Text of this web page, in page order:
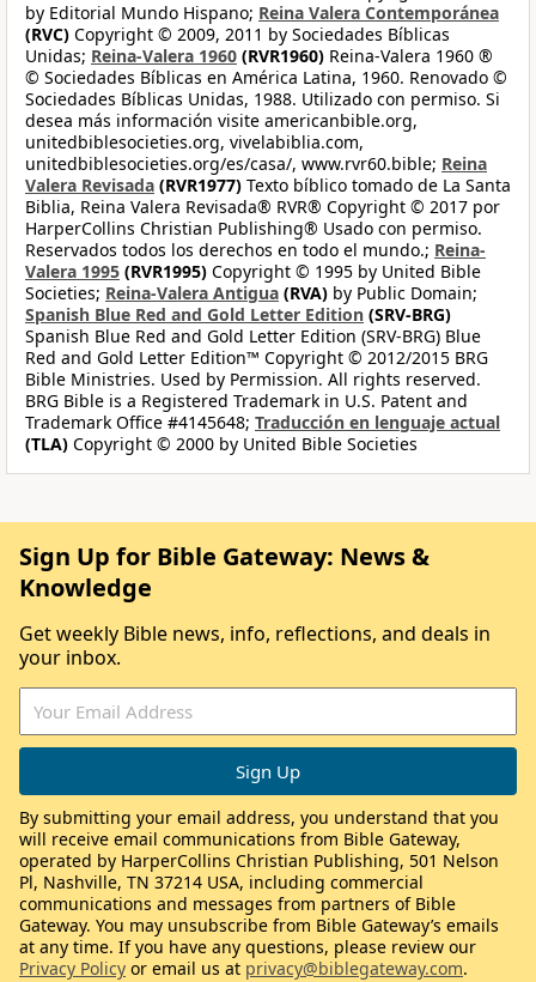
by Editorial Mundo Hispano; Reina Valera Contemporánea
(RVC) Copyright © 2009, 2011 by Sociedades Bíblicas
Unidas; Reina-Valera 1960 (RVR1960) Reina-Valera 1960 ®
© Sociedades Bíblicas en América Latina, 1960. Renovado ©
Sociedades Bíblicas Unidas, 1988. Utilizado con permiso. Si
desea más información visite americanbible.org,
unitedbiblesocieties.org, vivelabiblia.com,
unitedbiblesocieties.org/es/casa/, www.rvr60.bible; Reina
Valera Revisada (RVR1977) Texto bíblico tomado de La Santa
Biblia, Reina Valera Revisada® RVR® Copyright © 2017 por
HarperCollins Christian Publishing® Usado con permiso.
Reservados todos los derechos en todo el mundo.; Reina-
Valera 1995 (RVR1995) Copyright © 1995 by United Bible
Societies; Reina-Valera Antigua (RVA) by Public Domain;
Spanish Blue Red and Gold Letter Edition (SRV-BRG)
Spanish Blue Red and Gold Letter Edition (SRV-BRG) Blue
Red and Gold Letter Edition™ Copyright © 2012/2015 BRG
Bible Ministries. Used by Permission. All rights reserved.
BRG Bible is a Registered Trademark in U.S. Patent and
Trademark Office #4145648; Traducción en lenguaje actual
(TLA) Copyright © 2000 by United Bible Societies
Sign Up for Bible Gateway: News &
Knowledge
Get weekly Bible news, info, reflections, and deals in
your inbox.
By submitting your email address, you understand that you
will receive email communications from Bible Gateway,
operated by HarperCollins Christian Publishing, 501 Nelson
Pl, Nashville, TN 37214 USA, including commercial
communications and messages from partners of Bible
Gateway. You may unsubscribe from Bible Gateway’s emails
at any time. If you have any questions, please review our
Privacy Policy or email us at privacy@biblegateway.com.